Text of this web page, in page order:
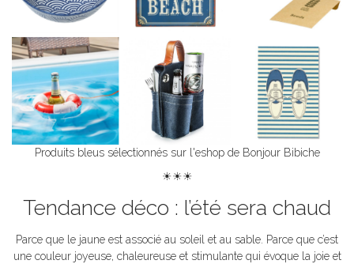
Produits bleus sélectionnés sur l'eshop de Bonjour Bibiche
☀☀☀
Tendance déco : l’été sera chaud
Parce que le jaune est associé au soleil et au sable. Parce que c’est
une couleur joyeuse, chaleureuse et stimulante qui évoque la joie et